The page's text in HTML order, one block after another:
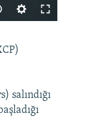
360p
720p
1080p
salındığı